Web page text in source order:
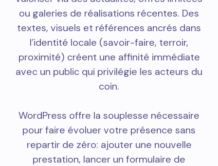
ou galeries de réalisations récentes. Des
textes, visuels et références ancrés dans
l’identité locale (savoir-faire, terroir,
proximité) créent une affinité immédiate
avec un public qui privilégie les acteurs du
coin.
WordPress offre la souplesse nécessaire
pour faire évoluer votre présence sans
repartir de zéro: ajouter une nouvelle
prestation, lancer un formulaire de